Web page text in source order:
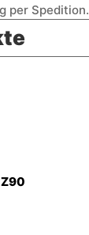
per Spedition.